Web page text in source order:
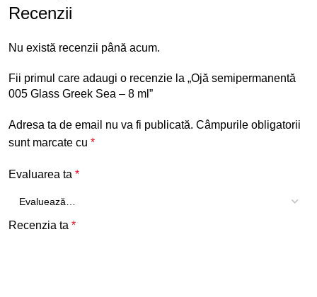
Recenzii
Nu există recenzii până acum.
Fii primul care adaugi o recenzie la „Ojă semipermanentă
005 Glass Greek Sea – 8 ml”
Adresa ta de email nu va fi publicată. Câmpurile obligatorii
sunt marcate cu *
Evaluarea ta *
Recenzia ta *